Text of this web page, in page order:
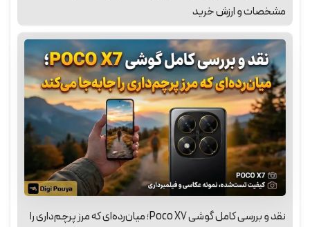
مشخصات و ارزش خرید
نقد و بررسی کامل گوشی Poco X7؛ میان‌رده‌ای که مرز پرچم‌داری را